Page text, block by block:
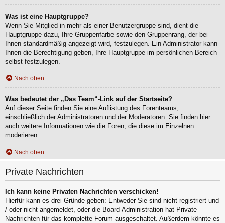
Was ist eine Hauptgruppe?
Wenn Sie Mitglied in mehr als einer Benutzergruppe sind, dient die
Hauptgruppe dazu, Ihre Gruppenfarbe sowie den Gruppenrang, der bei
Ihnen standardmäßig angezeigt wird, festzulegen. Ein Administrator kann
Ihnen die Berechtigung geben, Ihre Hauptgruppe im persönlichen Bereich
selbst festzulegen.
Nach oben
Was bedeutet der „Das Team“-Link auf der Startseite?
Auf dieser Seite finden Sie eine Auflistung des Forenteams,
einschließlich der Administratoren und der Moderatoren. Sie finden hier
auch weitere Informationen wie die Foren, die diese im Einzelnen
moderieren.
Nach oben
Private Nachrichten
Ich kann keine Privaten Nachrichten verschicken!
Hierfür kann es drei Gründe geben: Entweder Sie sind nicht registriert und
/ oder nicht angemeldet, oder die Board-Administration hat Private
Nachrichten für das komplette Forum ausgeschaltet. Außerdem könnte es